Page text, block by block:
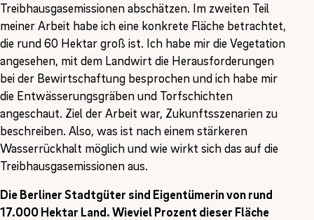
Treibhausgasemissionen abschätzen. Im zweiten Teil
meiner Arbeit habe ich eine konkrete Fläche betrachtet,
die rund 60 Hektar groß ist. Ich habe mir die Vegetation
angesehen, mit dem Landwirt die Herausforderungen
bei der Bewirtschaftung besprochen und ich habe mir
die Entwässerungsgräben und Torfschichten
angeschaut. Ziel der Arbeit war, Zukunftsszenarien zu
beschreiben. Also, was ist nach einem stärkeren
Wasserrückhalt möglich und wie wirkt sich das auf die
Treibhausgasemissionen aus.
Die Berliner Stadtgüter sind Eigentümerin von rund
17.000 Hektar Land. Wieviel Prozent dieser Fläche